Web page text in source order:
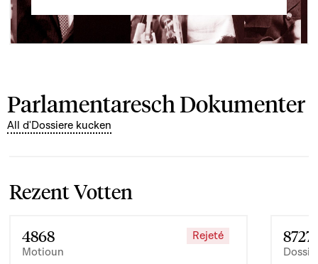
Parlamentaresch Dokumenter
All d'Dossiere kucken
Rezent Votten
4868
Motioun
Rejeté 8727